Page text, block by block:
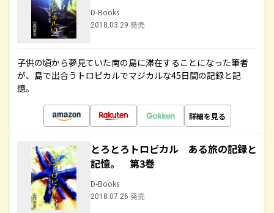
D-Books
2018.03.29 発売
子供の頃から夢見ていた南の島に滞在することになった筆者
が、島で出合うトロピカルでマジカルな45日間の記録と記
憶。
詳細を見る
とろとろトロピカル ある旅の記録と
記憶。 第3巻
D-Books
2018.07.26 発売